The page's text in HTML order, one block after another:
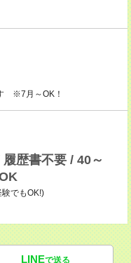
※7月～OK！
歴書不要 / 40～
験でもOK!)
LINEで送る